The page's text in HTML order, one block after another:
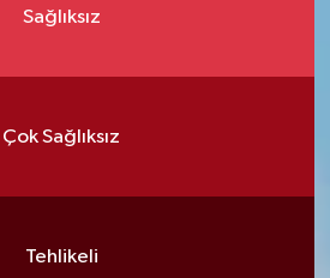
Sağlıksız
Çok Sağlıksız
Tehlikeli